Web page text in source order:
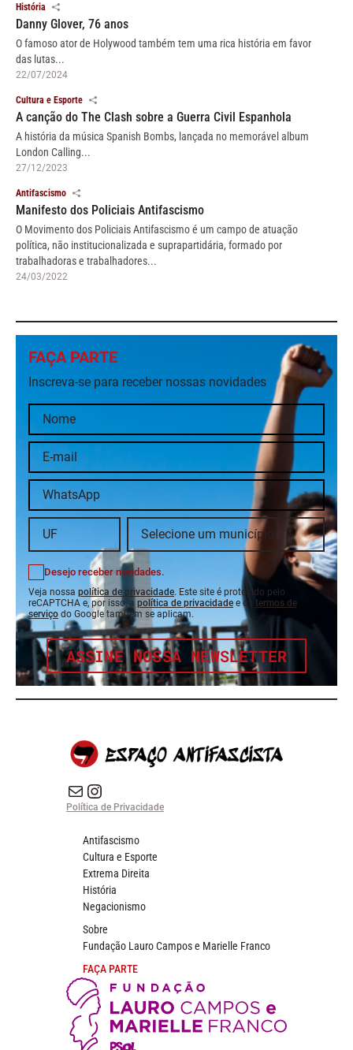
História
Danny Glover, 76 anos
O famoso ator de Holywood também tem uma rica história em favor
das lutas...
22/07/2024
Cultura e Esporte
A canção do The Clash sobre a Guerra Civil Espanhola
A história da música Spanish Bombs, lançada no memorável album
London Calling...
27/12/2023
Antifascismo
Manifesto dos Policiais Antifascismo
O Movimento dos Policiais Antifascismo é um campo de atuação
política, não institucionalizada e suprapartidária, formado por
trabalhadoras e trabalhadores...
24/03/2022
FAÇA PARTE
Inscreva-se para receber nossas novidades
Desejo receber novidades.
Veja nossa política de privacidade. Este site é protegido pelo
reCAPTCHA e, por isso, a política de privacidade e os termos de
serviço do Google também se aplicam.
ASSINE NOSSA NEWSLETTER
E-mail Instagram do Espaço Antifascista
Política de Privacidade
Antifascismo
Cultura e Esporte
Extrema Direita
História
Negacionismo
Sobre
Fundação Lauro Campos e Marielle Franco
FAÇA PARTE